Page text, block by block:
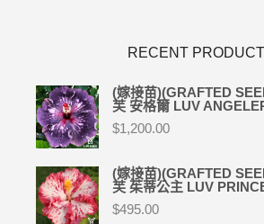
RECENT
(嫁接苗)(GRAFTED
芙 安格爾 LUV
$1,200.00
(嫁接苗)(GRAFTED
芙 茱蒂公主 LUV
$495.00